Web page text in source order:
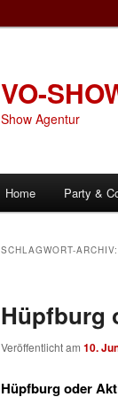
VO-
Show Agentur
Home Party &
SCHLAGWORT-ARCHIV:
Hüpfburg
Veröffentlicht am 10.
Hüpfburg oder